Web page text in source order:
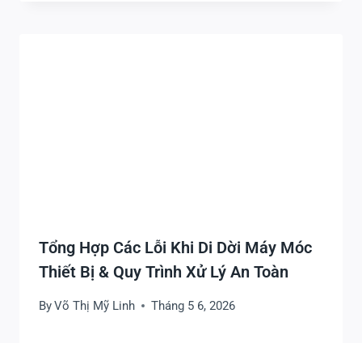
Tổng Hợp Các Lỗi Khi Di Dời Máy Móc
Thiết Bị & Quy Trình Xử Lý An Toàn
ByVõ Thị Mỹ Linh Tháng 5 6, 2026